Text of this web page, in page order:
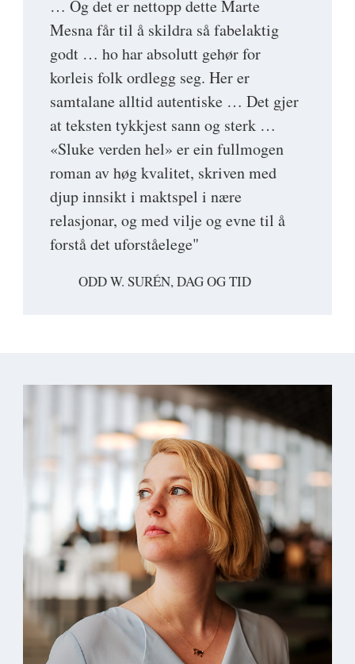
… Og det er nettopp dette Marte
Mesna får til å skildra så fabelaktig
godt … ho har absolutt gehør for
korleis folk ordlegg seg. Her er
samtalane alltid autentiske … Det gjer
at teksten tykkjest sann og sterk …
«Sluke verden hel» er ein fullmogen
roman av høg kvalitet, skriven med
djup innsikt i maktspel i nære
relasjonar, og med vilje og evne til å
forstå det uforståelege"
ODD W. SURÉN, DAG OG TID